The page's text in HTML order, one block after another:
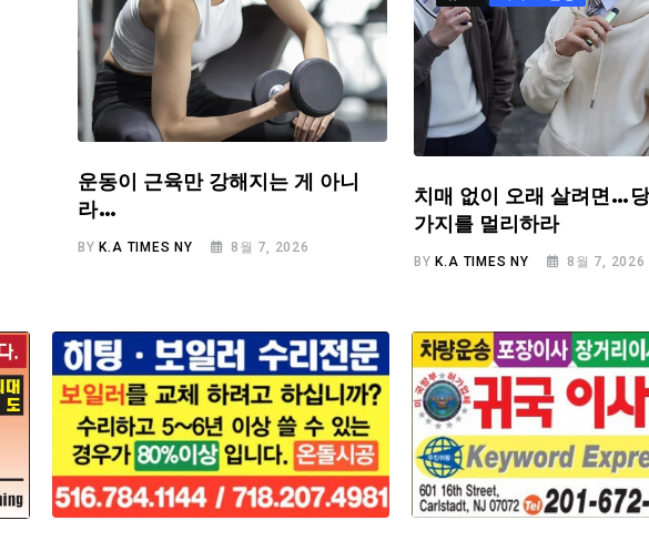
운동이 근육만 강해지는 게 아니
라…
BY K.A TIMES NY 8월 7, 2026
치매 없이 오래 살려면…
가지를 멀리하라
BYK.A TIMES NY 8월 7, 2026